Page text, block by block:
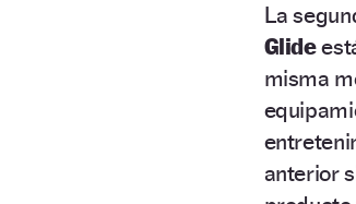
La
Glide
misma
anterior